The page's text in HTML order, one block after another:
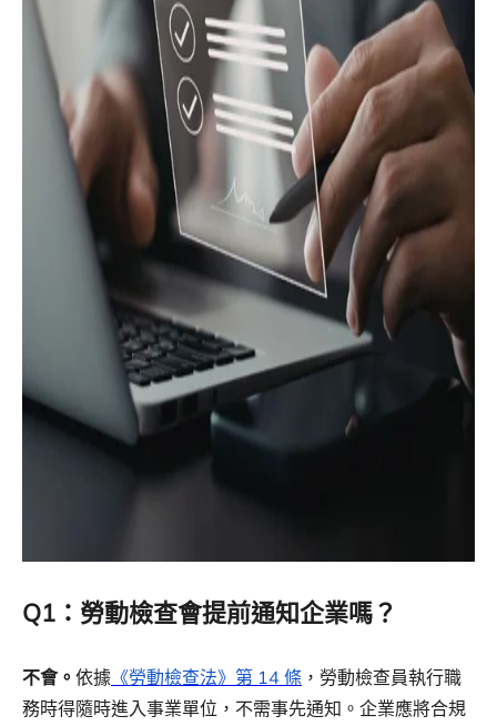
Q1：勞動檢查會提前通知企業嗎？
不會。 依據 《勞動檢查法》第 14 條 ，勞動檢查員執行職
務時得隨時進入事業單位，不需事先通知。企業應將合規